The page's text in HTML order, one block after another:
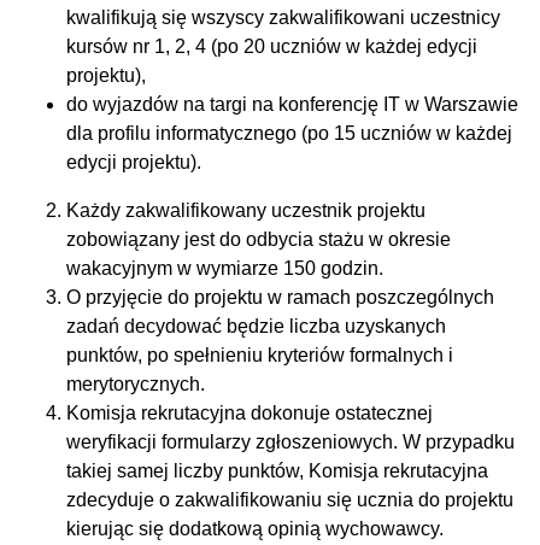
kwalifikują się wszyscy zakwalifikowani uczestnicy
kursów nr 1, 2, 4 (po 20 uczniów w każdej edycji
projektu),
do wyjazdów na targi na konferencję IT w Warszawie
dla profilu informatycznego (po 15 uczniów w każdej
edycji projektu).
Każdy zakwalifikowany uczestnik projektu
zobowiązany jest do odbycia stażu w okresie
wakacyjnym w wymiarze 150 godzin.
O przyjęcie do projektu w ramach poszczególnych
zadań decydować będzie liczba uzyskanych
punktów, po spełnieniu kryteriów formalnych i
merytorycznych.
Komisja rekrutacyjna dokonuje ostatecznej
weryfikacji formularzy zgłoszeniowych. W przypadku
takiej samej liczby punktów, Komisja rekrutacyjna
zdecyduje o zakwalifikowaniu się ucznia do projektu
kierując się dodatkową opinią wychowawcy.